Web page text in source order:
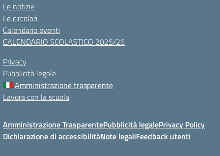
Le notizie
Le circolari
Calendario eventi
CALENDARIO SCOLASTICO 2025/26
Privacy
Pubblicità legale
Amministrazione trasparente
Lavora con la scuola
Amministrazione TrasparentePubblicità legalePrivacy Policy
Dichiarazione di accessibilitàNote legaliFeedback utenti